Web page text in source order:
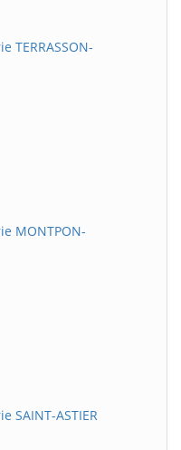
TERRASSON-
MONTPON-
SAINT-ASTIER